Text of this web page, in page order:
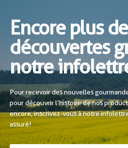
Encore plus de
découvertes
notre
Pour recevoir des nouvelles
pour découvrir l’histoire de nos
encore, inscrivez-vous à notre
assuré!